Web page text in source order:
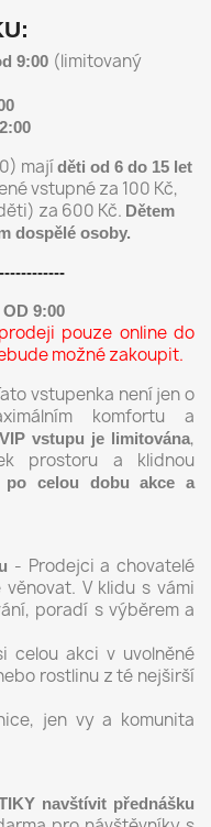
9:00 (limitovaný
majíděti od 6 do 15 let
vstupné za 100 Kč,
za 600 Kč. Dětem
dospělé osoby.
9:00
pouze online do
možné zakoupit.
vstupenka není jen o
komfortu a
vstupu je limitována,
prostoru a klidnou
po celou dobu akce a
- Prodejci a chovatelé
V klidu s vámi
poradí s výběrem a
celou akci v uvolněné
rostlinu z té nejširší
jen vy a komunita
navštívit přednášku